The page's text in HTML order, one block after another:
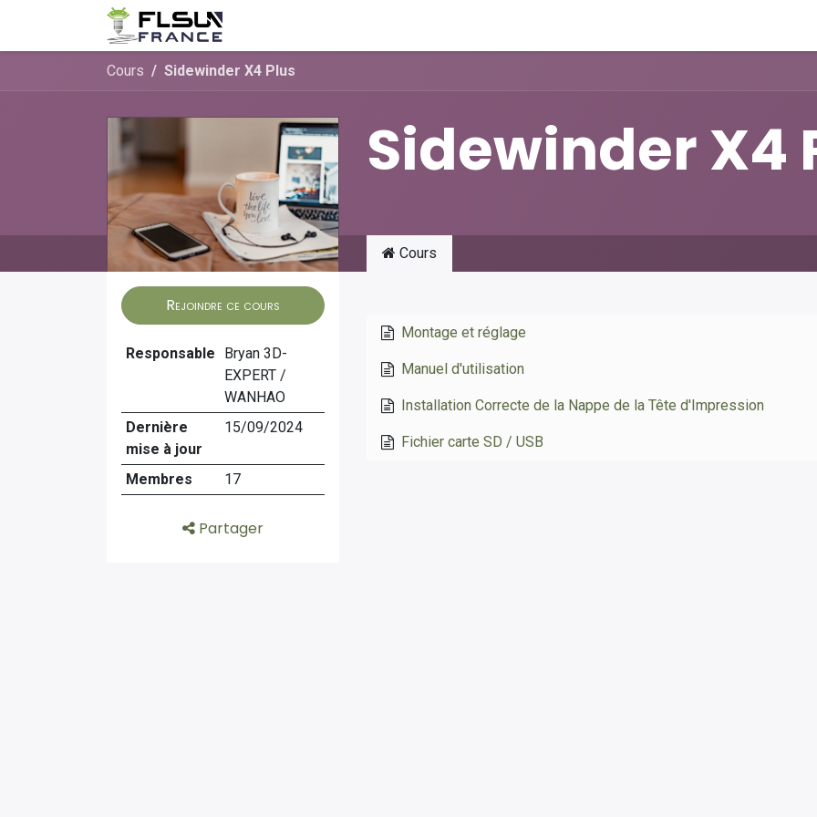
Se rendre au contenu
Cours Sidewinder X4 Plus
Sidewinder X4
Rejoindre ce cours
Responsable
Bryan 3D-
EXPERT /
WANHAO
Dernière
mise à jour
15/09/2024
Membres 17
Partager
Cours
Montage et réglage
Manuel d'utilisation
Installation Correcte de la Nappe de la Tête d'Impression
Fichier carte SD / USB